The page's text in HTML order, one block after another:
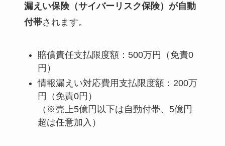
漏えい保険（サイバーリスク保険）が自動
付帯されます。
賠償責任支払限度額：500万円（免責0
円）
情報漏えい対応費用支払限度額：200万
円（免責0円）
（※売上5億円以下は自動付帯、5億円
超は任意加入）